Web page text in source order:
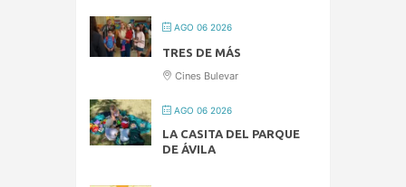
AGO 06 2026
TRES DE MÁS
Cines Bulevar
AGO 06 2026
LA CASITA DEL PARQUE
DE ÁVILA